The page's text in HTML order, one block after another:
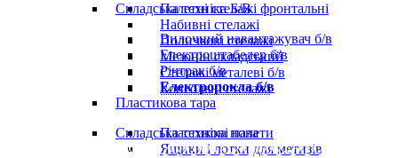
Палетні стелажі фронтальні
Набивні стелажі
Поличкові стелажі
Мезонін складський
Стелажі металеві б/в
Консольні стелажі
Складська техніка Б/В
Вилочний навантажувач б/в
Електроштабелер б/в
Річтрак б/в
Електророкла б/в
Пластикова тара
Пластикові палети
Ящики і лотки для метизів
Складська техніка нова